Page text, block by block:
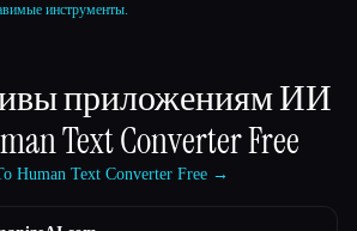
инструменты.
приложениям ИИ
Text Converter Free
Human Text Converter Free →